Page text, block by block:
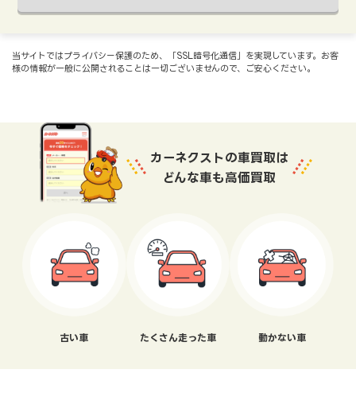
当サイトではプライバシー保護のため、「SSL暗号化通信」を実現しています。お客
様の情報が一般に公開されることは一切ございませんので、ご安心ください。
カーネクストの車買取は
どんな車も高価買取
古い車 たくさん走った車 動かない車